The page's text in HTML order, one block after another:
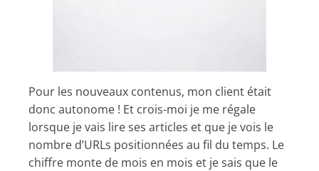
Pour les nouveaux contenus, mon client était
donc autonome ! Et crois-moi je me régale
lorsque je vais lire ses articles et que je vois le
nombre d’URLs positionnées au fil du temps. Le
chiffre monte de mois en mois et je sais que le